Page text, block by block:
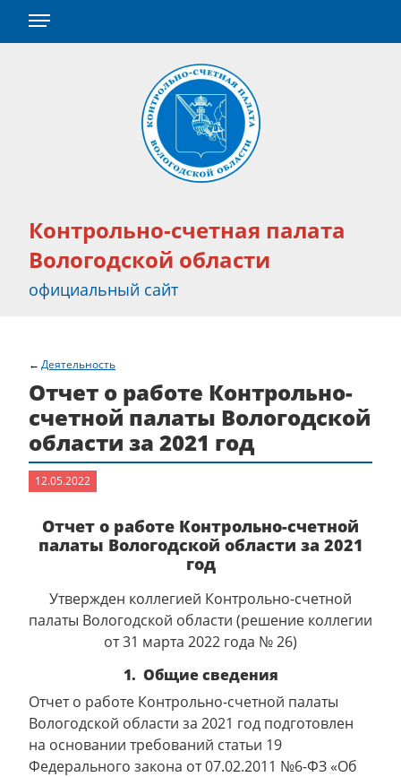
Контрольно-счетная палата
Вологодской области
официальный сайт
Деятельность
Отчет о работе Контрольно-
счетной палаты Вологодской
области за 2021 год
12.05.2022
Отчет о работе Контрольно-счетной
палаты Вологодской области за 2021
год
Утвержден коллегией Контрольно-счетной
палаты Вологодской области (решение коллегии
от 31 марта 2022 года № 26)
1. Общие сведения
Отчет о работе Контрольно-счетной палаты
Вологодской области за 2021 год подготовлен
на основании требований статьи 19
Федерального закона от 07.02.2011 №6-ФЗ «Об